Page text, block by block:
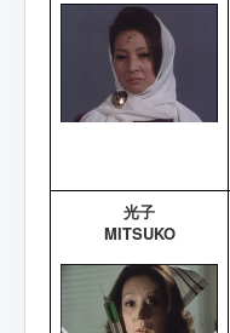
光子
MITSUKO